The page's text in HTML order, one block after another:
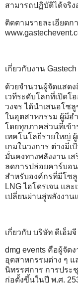
สามารถปฏิบัติได้จริง
ติดตามรายละเอียดก
เกี่ยวกับงาน Gastech
ด้วยจำนวนผู้จัดแสดง
เวทีระดับโลกที่เปิด
วงจร ได้นำเสนอโซ
ในอุตสาหกรรม ผู้มีอ
โดยทุกภาคส่วนที่เข้า
เทคโนโลยีรายใหญ่
เกมในวงการ ต่างมี
มั่นคงทางพลังงาน เ
ลดการปล่อยคาร์บอน
สำหรับองค์กรที่มีโซ
LNG ไฮโดรเจน แล
เปลี่ยนผ่านสู่พลังงา
เกี่ยวกับ บริษัท ดีเอ็ม
dmg events คือผู้จัด
อุตสาหกรรมต่าง ๆ
นิทรรศการ การประ
ก่อตั้งขึ้นในปี พ.ศ.